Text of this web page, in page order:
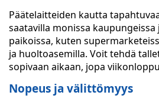
Päätelaitteiden kautta
saatavilla monissa
paikoissa, kuten
ja huoltoasemilla. Voit tehdä
sopivaan aikaan, jopa
Nopeus ja välittömyys